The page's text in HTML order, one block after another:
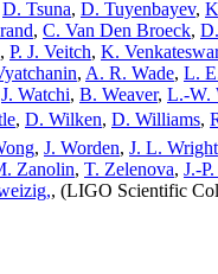
D. Tsuna, D. Tuyenbayev,
, C. Van Den Broeck,
, P. J. Veitch, K.
, A. R. Wade, L.
J. Watchi, B. Weaver, L.-W.
, D. Wilken, D. Williams,
, J. Worden, J. L. Wright
Zanolin, T. Zelenova, J.-
, (LIGO Scientific